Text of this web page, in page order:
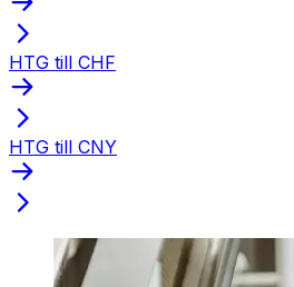
HTG till CHF
HTG till CNY